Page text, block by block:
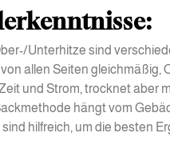
Unterhitze sind
allen Seiten
und Strom, trocknet aber
hängt vom
hilfreich, um die besten